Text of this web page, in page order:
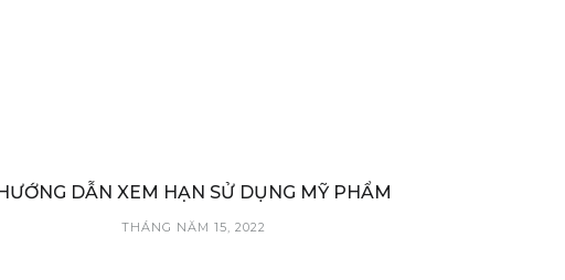
DẪN XEM HẠN SỬ DỤNG MỸ PHẨM
THÁNG NĂM 15, 2022